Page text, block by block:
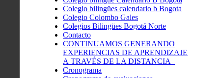
Colegio bilingües calendario b Bogota
Colegio Colombo Gales
Colegios Bilingües Bogotá Norte
Contacto
CONTINUAMOS GENERANDO
EXPERIENCIAS DE APRENDIZAJE
A TRAVÉS DE LA DISTANCIA
Cronograma